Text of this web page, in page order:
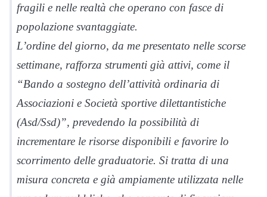
fragili e nelle realtà che operano con fasce di
popolazione svantaggiate.
L’ordine del giorno, da me presentato nelle scorse
settimane, rafforza strumenti già attivi, come il
“Bando a sostegno dell’attività ordinaria di
Associazioni e Società sportive dilettantistiche
(Asd/Ssd)”, prevedendo la possibilità di
incrementare le risorse disponibili e favorire lo
scorrimento delle graduatorie. Si tratta di una
misura concreta e già ampiamente utilizzata nelle